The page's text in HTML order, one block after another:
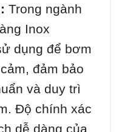
Trong ngành
Inox
dụng để bơm
đảm bảo
và duy trì
Độ chính xác
dễ dàng của